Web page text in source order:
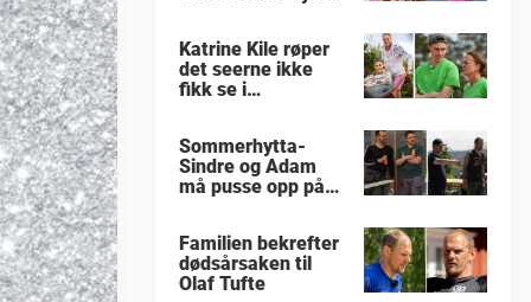
Katrine Kile røper
det seerne ikke
fikk se i
Sommerhytta-
Sindre og Adam
må pusse opp på
Familien bekrefter
dødsårsaken til
Olaf Tufte